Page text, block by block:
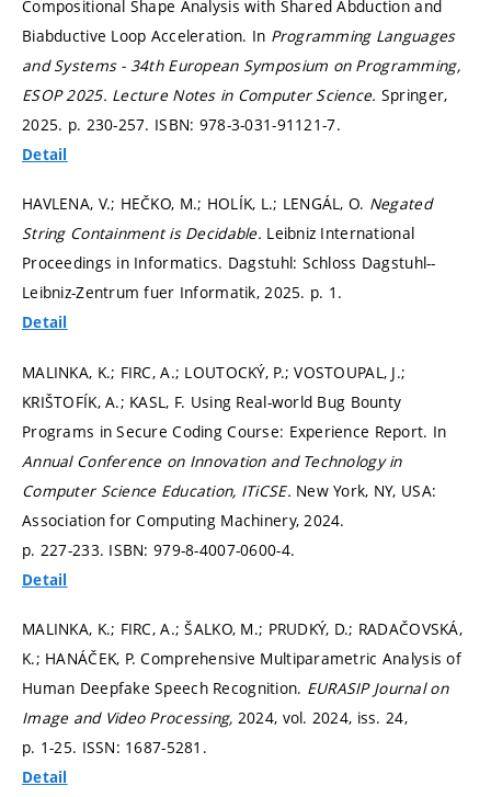
Compositional Shape Analysis with Shared Abduction and
Biabductive Loop Acceleration. In Programming Languages
and Systems - 34th European Symposium on Programming,
ESOP 2025. Lecture Notes in Computer Science. Springer,
2025. p. 230-257. ISBN: 978-3-031-91121-7.
Detail
HAVLENA, V.; HEČKO, M.; HOLÍK, L.; LENGÁL, O. Negated
String Containment is Decidable. Leibniz International
Proceedings in Informatics. Dagstuhl: Schloss Dagstuhl--
Leibniz-Zentrum fuer Informatik, 2025. p. 1.
Detail
MALINKA, K.; FIRC, A.; LOUTOCKÝ, P.; VOSTOUPAL, J.;
KRIŠTOFÍK, A.; KASL, F. Using Real-world Bug Bounty
Programs in Secure Coding Course: Experience Report. In
Annual Conference on Innovation and Technology in
Computer Science Education, ITiCSE. New York, NY, USA:
Association for Computing Machinery, 2024.
p. 227-233. ISBN: 979-8-4007-0600-4.
Detail
MALINKA, K.; FIRC, A.; ŠALKO, M.; PRUDKÝ, D.; RADAČOVSKÁ,
K.; HANÁČEK, P. Comprehensive Multiparametric Analysis of
Human Deepfake Speech Recognition. EURASIP Journal on
Image and Video Processing, 2024, vol. 2024, iss. 24,
p. 1-25. ISSN: 1687-5281.
Detail